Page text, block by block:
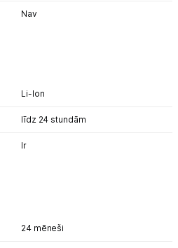
Nav
Li-lon
līdz 24 stundām
Ir
24 mēneši